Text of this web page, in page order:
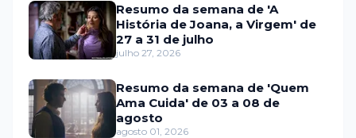
Resumo da semana de 'A
História de Joana, a Virgem' de
27 a 31 de julho
julho 27, 2026
Resumo da semana de 'Quem
Ama Cuida' de 03 a 08 de
agosto
agosto 01, 2026